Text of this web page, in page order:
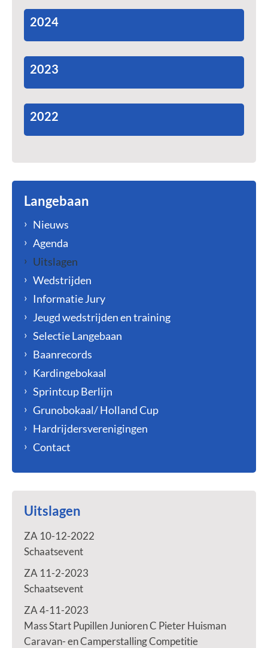
2024
2023
2022
Langebaan
Nieuws
Agenda
Uitslagen
Wedstrijden
Informatie Jury
Jeugd wedstrijden en training
Selectie Langebaan
Baanrecords
Kardingebokaal
Sprintcup Berlijn
Grunobokaal/ Holland Cup
Hardrijdersverenigingen
Contact
Uitslagen
ZA 10-12-2022
Schaatsevent
ZA 11-2-2023
Schaatsevent
ZA 4-11-2023
Mass Start Pupillen Junioren C Pieter Huisman
Caravan- en Camperstalling Competitie